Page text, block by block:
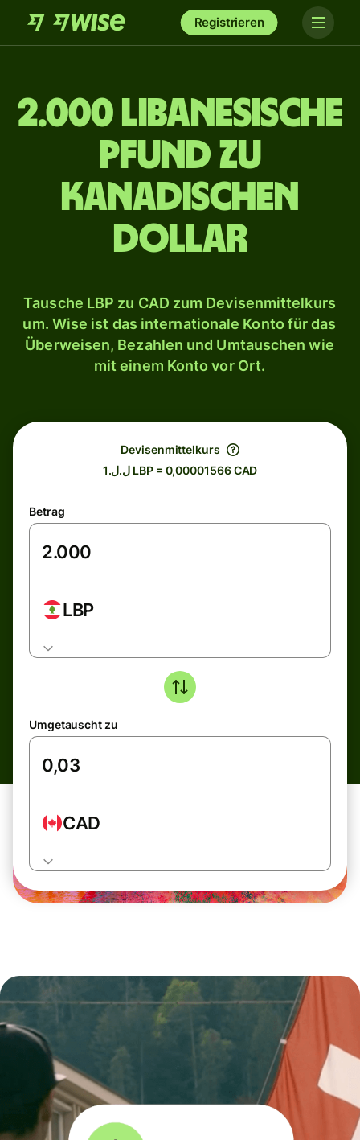
Registrieren
2.000 libanesische
Pfund zu
kanadischen
Dollar
Tausche LBP zu CAD zum Devisenmittelkurs
um. Wise ist das internationale Konto für das
Überweisen, Bezahlen und Umtauschen wie
mit einem Konto vor Ort.
Devisenmittelkurs
ل.ل.1 LBP = 0,00001566 CAD
Betrag
LBP
Umgetauscht zu
CAD